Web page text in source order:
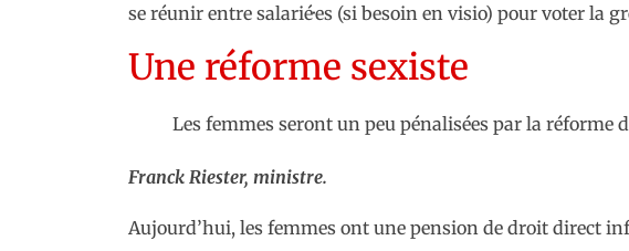
se réunir entre salarié·es (si besoin en visio) pour voter la
Une réforme sexiste
Les femmes seront un peu pénalisées par la réforme
Franck Riester, ministre.
Aujourd’hui, les femmes ont une pension de droit direct